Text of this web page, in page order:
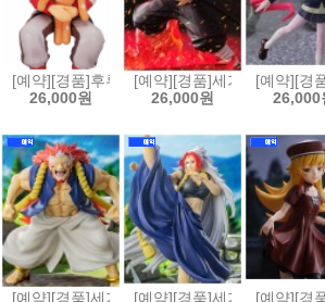
[예약][경품]후류 누들스토퍼 귀멸의칼날 렌고
26,000원
[예약][경품]세가
26,000원
[예약][경
26,000
[예약][경품]세가 황천의 츠가이 Luminasta 피
[예약][경품]세가 황천의 츠
[예약][경